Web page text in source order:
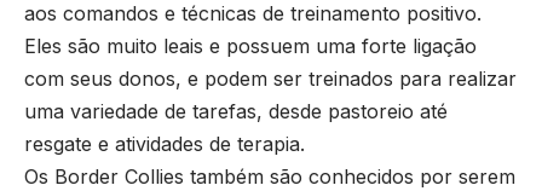
aos comandos e técnicas de treinamento positivo.
Eles são muito leais e possuem uma forte ligação
com seus donos, e podem ser treinados para realizar
uma variedade de tarefas, desde pastoreio até
resgate e atividades de terapia.
Os Border Collies também são conhecidos por serem